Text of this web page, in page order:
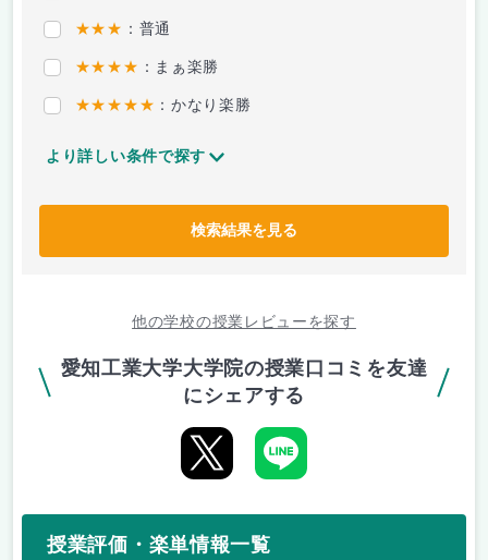
★★★ ：普通
★★★★ ：まぁ楽勝
★★★★★ ：かなり楽勝
より詳しい条件で探す
検索結果を見る
他の学校の授業レビューを探す
愛知工業大学大学院の授業口コミを友達
にシェアする
授業評価・楽単情報一覧